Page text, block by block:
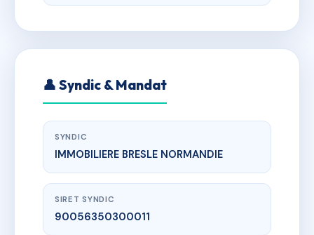
👤 Syndic & Mandat
SYNDIC
IMMOBILIERE BRESLE NORMANDIE
SIRET SYNDIC
90056350300011